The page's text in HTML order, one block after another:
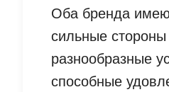
Оба бренда
сильные
разнообразные
способные